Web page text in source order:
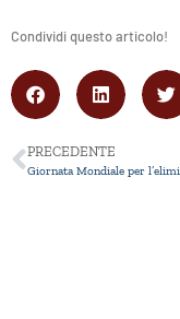
Condividi questo articolo!
PRECEDENTE